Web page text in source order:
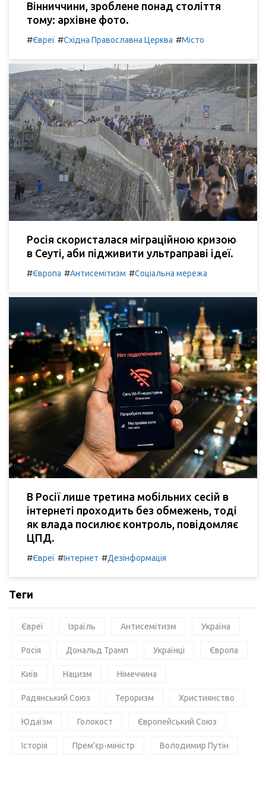
Вінниччини, зроблене понад століття
тому: архівне фото.
#Євреї #Східна Православна Церква #Місто
Росія скористалася міграційною кризою
в Сеуті, аби підживити ультраправі ідеї.
#Європа #Антисемітизм #Соціальна мережа
В Росії лише третина мобільних сесій в
інтернеті проходить без обмежень, тоді
як влада посилює контроль, повідомляє
ЦПД.
#Євреї #Інтернет #Дезінформація
Теги
Євреї Ізраїль Антисемітизм Україна
Росія Дональд Трамп Українці Європа
Київ Нацизм Німеччина
Радянський Союз Тероризм Християнство
Юдаїзм Голокост Європейський Союз
Історія Прем'єр-міністр Володимир Путін